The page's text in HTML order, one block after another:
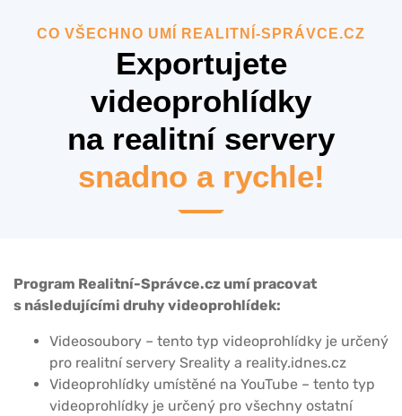
CO VŠECHNO UMÍ REALITNÍ-SPRÁVCE.CZ
Exportujete
videoprohlídky
na realitní servery
snadno a rychle!
Program Realitní-Správce.cz umí pracovat
s následujícími druhy videoprohlídek:
Videosoubory – tento typ videoprohlídky je určený
pro realitní servery Sreality a reality.idnes.cz
Videoprohlídky umístěné na YouTube – tento typ
videoprohlídky je určený pro všechny ostatní